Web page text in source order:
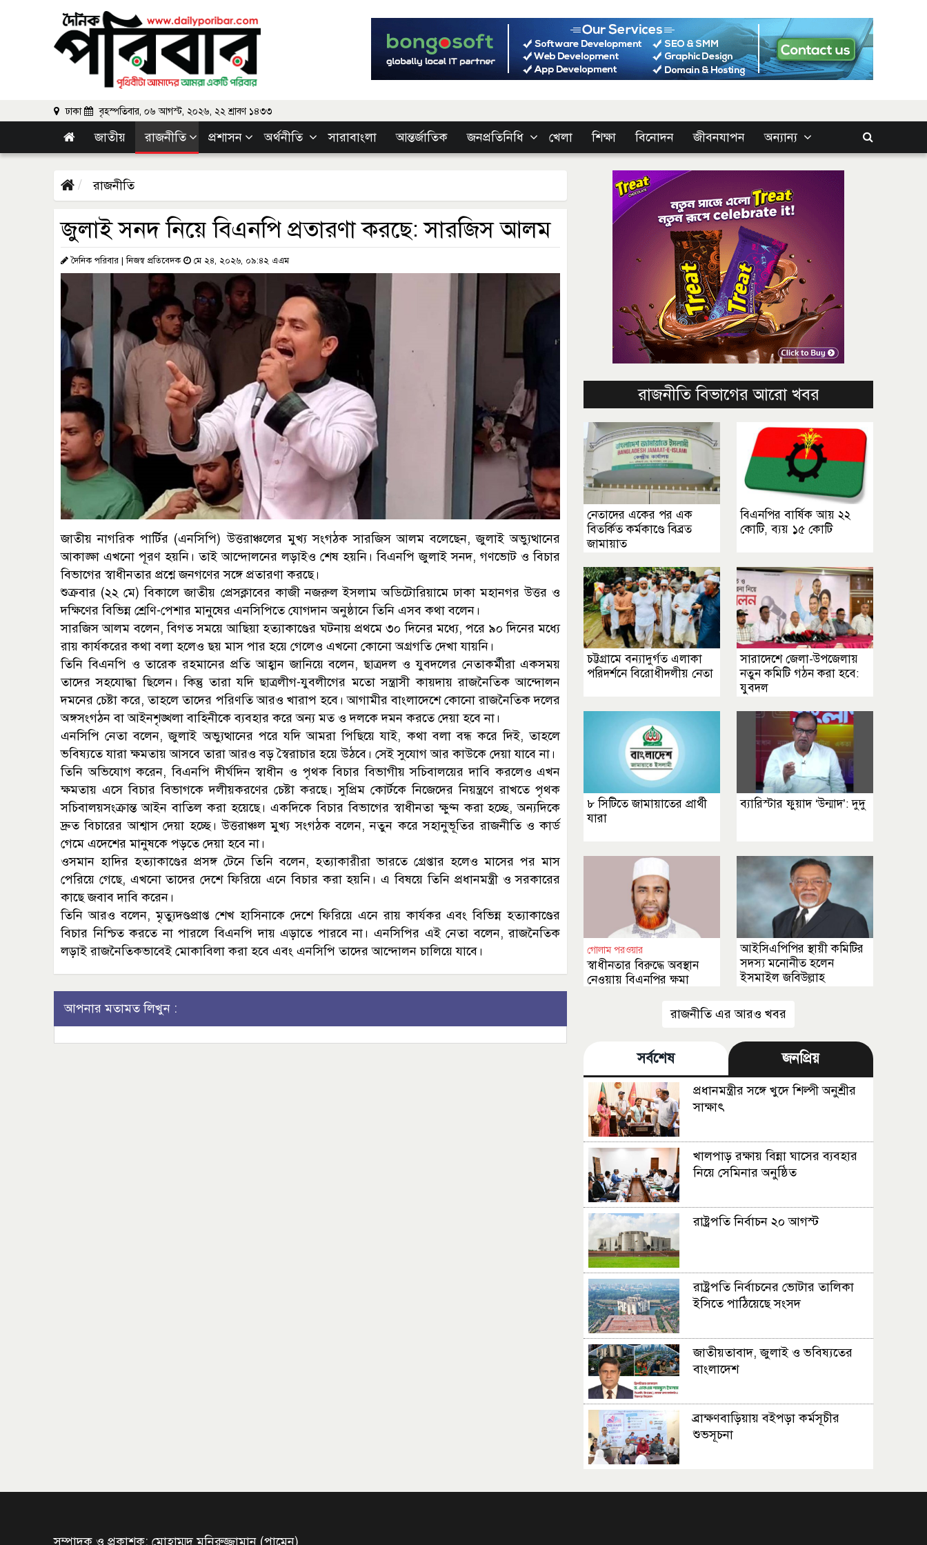
ঢাকা বৃহস্পতিবার, ০৬ আগস্ট, ২০২৬, ২২ শ্রাবণ ১৪৩৩
জাতীয় রাজনীতি প্রশাসন অর্থনীতি সারাবাংলা আন্তর্জাতিক জনপ্রতিনিধি খেলা শিক্ষা বিনোদন জীবনযাপন অন্যান্য
রাজনীতি
জুলাই সনদ নিয়ে বিএনপি প্রতারণা করছে: সারজিস আলম
দৈনিক পরিবার | নিজস্ব প্রতিবেদক মে ২৪, ২০২৬, ০৯:৪২ এএম
জাতীয় নাগরিক পার্টির (এনসিপি) উত্তরাঞ্চলের মুখ্য সংগঠক সারজিস আলম বলেছেন, জুলাই অভ্যুত্থানের
আকাঙ্ক্ষা এখনো পূরণ হয়নি। তাই আন্দোলনের লড়াইও শেষ হয়নি। বিএনপি জুলাই সনদ, গণভোট ও বিচার
বিভাগের স্বাধীনতার প্রশ্নে জনগণের সঙ্গে প্রতারণা করছে।
শুক্রবার (২২ মে) বিকালে জাতীয় প্রেসক্লাবের কাজী নজরুল ইসলাম অডিটোরিয়ামে ঢাকা মহানগর উত্তর ও
দক্ষিণের বিভিন্ন শ্রেণি-পেশার মানুষের এনসিপিতে যোগদান অনুষ্ঠানে তিনি এসব কথা বলেন।
সারজিস আলম বলেন, বিগত সময়ে আছিয়া হত্যাকাণ্ডের ঘটনায় প্রথমে ৩০ দিনের মধ্যে, পরে ৯০ দিনের মধ্যে
রায় কার্যকরের কথা বলা হলেও ছয় মাস পার হয়ে গেলেও এখনো কোনো অগ্রগতি দেখা যায়নি।
তিনি বিএনপি ও তারেক রহমানের প্রতি আহ্বান জানিয়ে বলেন, ছাত্রদল ও যুবদলের নেতাকর্মীরা একসময়
তাদের সহযোদ্ধা ছিলেন। কিন্তু তারা যদি ছাত্রলীগ-যুবলীগের মতো সন্ত্রাসী কায়দায় রাজনৈতিক আন্দোলন
দমনের চেষ্টা করে, তাহলে তাদের পরিণতি আরও খারাপ হবে। আগামীর বাংলাদেশে কোনো রাজনৈতিক দলের
অঙ্গসংগঠন বা আইনশৃঙ্খলা বাহিনীকে ব্যবহার করে অন্য মত ও দলকে দমন করতে দেয়া হবে না।
এনসিপি নেতা বলেন, জুলাই অভ্যুত্থানের পরে যদি আমরা পিছিয়ে যাই, কথা বলা বন্ধ করে দিই, তাহলে
ভবিষ্যতে যারা ক্ষমতায় আসবে তারা আরও বড় স্বৈরাচার হয়ে উঠবে। সেই সুযোগ আর কাউকে দেয়া যাবে না।
তিনি অভিযোগ করেন, বিএনপি দীর্ঘদিন স্বাধীন ও পৃথক বিচার বিভাগীয় সচিবালয়ের দাবি করলেও এখন
ক্ষমতায় এসে বিচার বিভাগকে দলীয়করণের চেষ্টা করছে। সুপ্রিম কোর্টকে নিজেদের নিয়ন্ত্রণে রাখতে পৃথক
সচিবালয়সংক্রান্ত আইন বাতিল করা হয়েছে। একদিকে বিচার বিভাগের স্বাধীনতা ক্ষুণ্ন করা হচ্ছে, অন্যদিকে
দ্রুত বিচারের আশ্বাস দেয়া হচ্ছে। উত্তরাঞ্চল মুখ্য সংগঠক বলেন, নতুন করে সহানুভূতির রাজনীতি ও কার্ড
গেমে এদেশের মানুষকে পড়তে দেয়া হবে না।
ওসমান হাদির হত্যাকাণ্ডের প্রসঙ্গ টেনে তিনি বলেন, হত্যাকারীরা ভারতে গ্রেপ্তার হলেও মাসের পর মাস
পেরিয়ে গেছে, এখনো তাদের দেশে ফিরিয়ে এনে বিচার করা হয়নি। এ বিষয়ে তিনি প্রধানমন্ত্রী ও সরকারের
কাছে জবাব দাবি করেন।
তিনি আরও বলেন, মৃত্যুদণ্ডপ্রাপ্ত শেখ হাসিনাকে দেশে ফিরিয়ে এনে রায় কার্যকর এবং বিভিন্ন হত্যাকাণ্ডের
বিচার নিশ্চিত করতে না পারলে বিএনপি দায় এড়াতে পারবে না। এনসিপির এই নেতা বলেন, রাজনৈতিক
লড়াই রাজনৈতিকভাবেই মোকাবিলা করা হবে এবং এনসিপি তাদের আন্দোলন চালিয়ে যাবে।
আপনার মতামত লিখুন :
রাজনীতি বিভাগের আরো খবর
নেতাদের একের পর এক
বিতর্কিত কর্মকাণ্ডে বিব্রত
জামায়াত
বিএনপির বার্ষিক আয় ২২
কোটি, ব্যয় ১৫ কোটি
চট্টগ্রামে বন্যাদুর্গত এলাকা
পরিদর্শনে বিরোধীদলীয় নেতা
সারাদেশে জেলা-উপজেলায়
নতুন কমিটি গঠন করা হবে:
যুবদল
৮ সিটিতে জামায়াতের প্রার্থী
যারা
ব্যারিস্টার ফুয়াদ ‘উন্মাদ’: দুদু
গোলাম পরওয়ার
স্বাধীনতার বিরুদ্ধে অবস্থান
নেওয়ায় বিএনপির ক্ষমা
আইসিএপিপির স্থায়ী কমিটির
সদস্য মনোনীত হলেন
ইসমাইল জবিউল্লাহ
রাজনীতি এর আরও খবর
সর্বশেষ জনপ্রিয়
প্রধানমন্ত্রীর সঙ্গে খুদে শিল্পী অনুশ্রীর
সাক্ষাৎ
খালপাড় রক্ষায় বিন্না ঘাসের ব্যবহার
নিয়ে সেমিনার অনুষ্ঠিত
রাষ্ট্রপতি নির্বাচন ২০ আগস্ট
রাষ্ট্রপতি নির্বাচনের ভোটার তালিকা
ইসিতে পাঠিয়েছে সংসদ
জাতীয়তাবাদ, জুলাই ও ভবিষ্যতের
বাংলাদেশ
ব্রাক্ষণবাড়িয়ায় বইপড়া কর্মসূচীর
শুভসূচনা
সম্পাদক ও প্রকাশক: মোহাম্মদ মনিরুজ্জামান (পামেন)